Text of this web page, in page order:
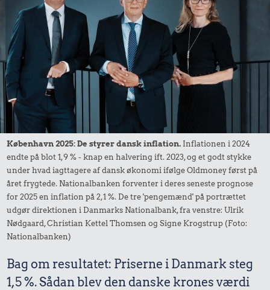
København 2025: De styrer dansk inflation. Inflationen i 2024
endte på blot 1,9 % - knap en halvering ift. 2023, og et godt stykke
under hvad iagttagere af dansk økonomi ifølge Oldmoney først på
året frygtede. Nationalbanken forventer i deres seneste prognose
for 2025 en inflation på 2,1 %. De tre 'pengemænd' på portrættet
udgør direktionen i Danmarks Nationalbank, fra venstre: Ulrik
Nødgaard, Christian Kettel Thomsen og Signe Krogstrup (Foto:
Nationalbanken)
Bag om resultatet: Priserne i Danmark steg
1,5 %. Sådan blev den danske krones værdi